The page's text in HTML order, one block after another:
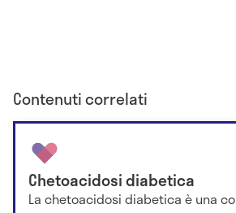
Contenuti correlati
Chetoacidosi diabetica
La chetoacidosi diabetica è una